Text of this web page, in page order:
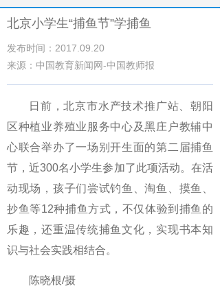
北京小学生“捕鱼节”学捕鱼
发布时间：2017.09.20
来源：中国教育新闻网-中国教师报
日前，北京市水产技术推广站、朝阳
区种植业养殖业服务中心及黑庄户教辅中
心联合举办了一场别开生面的第二届捕鱼
节，近300名小学生参加了此项活动。在活
动现场，孩子们尝试钓鱼、淘鱼、摸鱼、
抄鱼等12种捕鱼方式，不仅体验到捕鱼的
乐趣，还重温传统捕鱼文化，实现书本知
识与社会实践相结合。
陈晓根/摄